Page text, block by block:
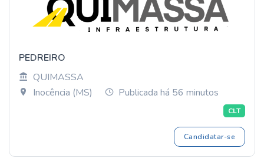
PEDREIRO
QUIMASSA
Inocência (MS)
Publicada há 56 minutos
CLT
Candidatar-se